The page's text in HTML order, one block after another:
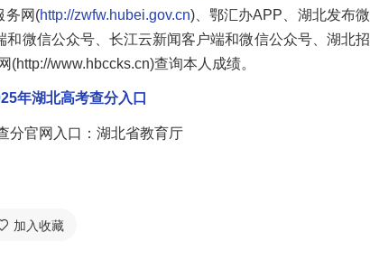
务网(http://zwfw.hubei.gov.cn)、鄂汇办APP、湖北发布微
微信公众号、长江云新闻客户端和微信公众号、湖北招
www.hbccks.cn)查询本人成绩。
年湖北高考查分入口
加入收藏